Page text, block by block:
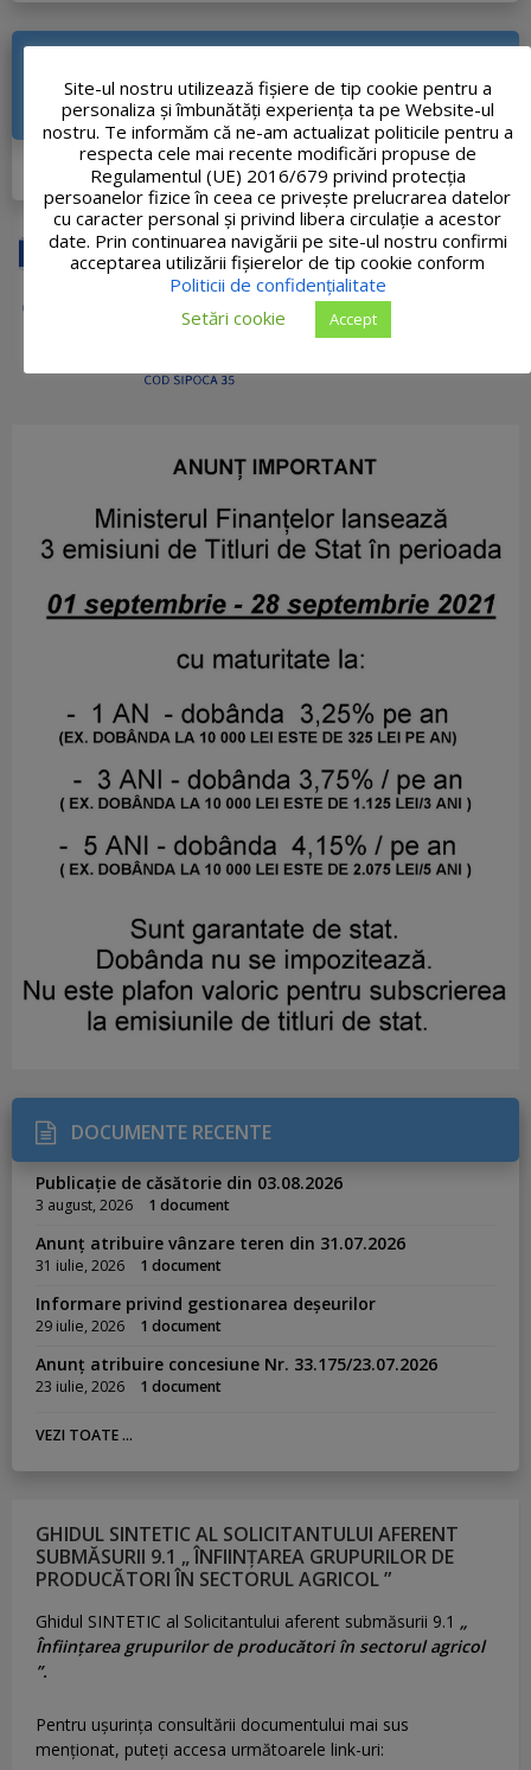
TĂŞNAD PRIN CREAREA CORIDORULUI DE
MOBILITATE PE DIRECŢIA NORD-VEST
DETALII PROIECT
DOCUMENTE RECENTE
Publicație de căsătorie din 03.08.2026
3 august, 2026 1 document
Anunț atribuire vânzare teren din 31.07.2026
31 iulie, 2026 1 document
Informare privind gestionarea deșeurilor
29 iulie, 2026 1 document
Anunț atribuire concesiune Nr. 33.175/23.07.2026
23 iulie, 2026 1 document
VEZI TOATE ...
GHIDUL SINTETIC AL SOLICITANTULUI AFERENT
SUBMĂSURII 9.1 „ ÎNFIINȚAREA GRUPURILOR DE
PRODUCĂTORI ÎN SECTORUL AGRICOL ”
Ghidul SINTETIC al Solicitantului aferent submăsurii 9.1 „
Înființarea grupurilor de producători în sectorul agricol
”.
Pentru uşurinţa consultării documentului mai sus
menţionat, puteţi accesa următoarele link-uri:
Site-ul nostru utilizează fişiere de tip cookie pentru a
personaliza și îmbunătăți experiența ta pe Website-ul
nostru. Te informăm că ne-am actualizat politicile pentru a
respecta cele mai recente modificări propuse de
Regulamentul (UE) 2016/679 privind protecția
persoanelor fizice în ceea ce privește prelucrarea datelor
cu caracter personal și privind libera circulație a acestor
date. Prin continuarea navigării pe site-ul nostru confirmi
acceptarea utilizării fişierelor de tip cookie conform
Politicii de confidențialitate
Setări cookie
Accept